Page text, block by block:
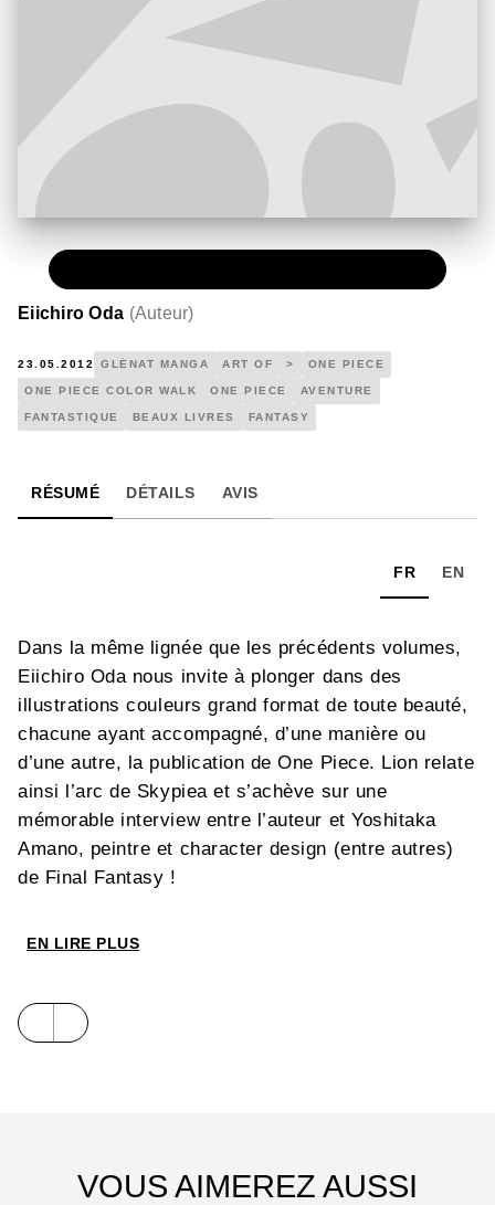
Eiichiro Oda (Auteur)
23.05.2012 GLÉNAT MANGA ART OF > ONE PIECE
ONE PIECE COLOR WALK ONE PIECE AVENTURE
FANTASTIQUE BEAUX LIVRES FANTASY
RÉSUMÉ DÉTAILS AVIS
FR EN
Dans la même lignée que les précédents volumes,
Eiichiro Oda nous invite à plonger dans des
illustrations couleurs grand format de toute beauté,
chacune ayant accompagné, d’une manière ou
d’une autre, la publication de One Piece. Lion relate
ainsi l’arc de Skypiea et s’achève sur une
mémorable interview entre l’auteur et Yoshitaka
Amano, peintre et character design (entre autres)
de Final Fantasy !
EN LIRE PLUS
VOUS AIMEREZ AUSSI